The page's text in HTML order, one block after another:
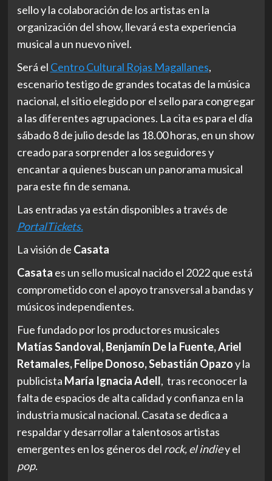
sello y la colaboración de los artistas en la
organización del show, llevará esta experiencia
musical a un nuevo nivel.
Será el Centro Cultural Rojas Magallanes,
escenario testigo de grandes tocatas de la música
nacional, el sitio elegido por el sello para congregar
a las diferentes agrupaciones. La cita es para el día
sábado 8 de julio desde las 18.00 horas, en un show
creado para sorprender a los seguidores y
encantar a quienes buscan un panorama musical
para este fin de semana.
Las entradas ya están disponibles a través de
PortalTickets.
La visión de Casata
Casata es un sello musical nacido el 2022 que está
comprometido con el apoyo transversal a bandas y
músicos independientes.
Fue fundado por los productores musicales
Matías Sandoval, Benjamín De la Fuente, Ariel
Retamales, Felipe Donoso, Sebastián Opazoy la
publicista María Ignacia Adell, tras reconocer la
falta de espacios de alta calidad y confianza en la
industria musical nacional. Casata se dedica a
respaldar y desarrollar a talentosos artistas
emergentes en los géneros del rock, el indiey el
pop.